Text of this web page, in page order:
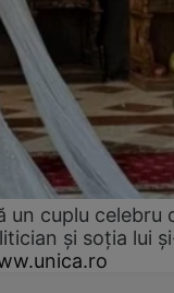
un cuplu celebru
și soția lui